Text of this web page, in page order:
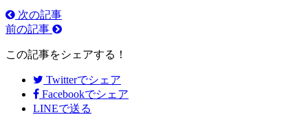
次の記事
前の記事
この記事をシェアする！
Twitterでシェア
Facebookでシェア
LINEで送る